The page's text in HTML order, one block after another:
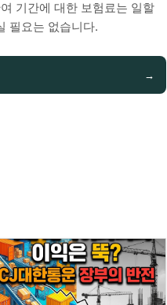
기간에 대한 보험료는 일할
필요는 없습니다.
→